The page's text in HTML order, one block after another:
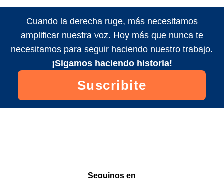
Cuando la derecha ruge, más necesitamos
amplificar nuestra voz. Hoy más que nunca te
necesitamos para seguir haciendo nuestro trabajo.
¡Sigamos haciendo historia!
Suscribite
Seguinos en